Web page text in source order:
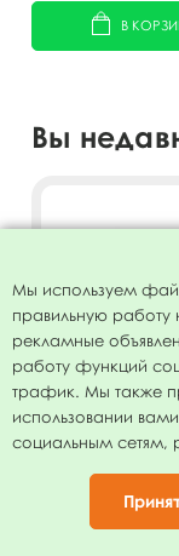
В
Вы
Язычок-гудок с
Монстрики
89.00
Мы используем
правильную работу
рекламные
работу функций
трафик. Мы также
использовании
социальным сетям,